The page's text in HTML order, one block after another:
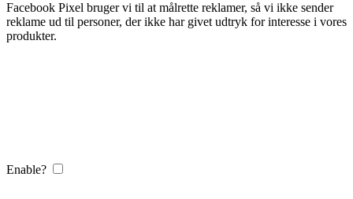
Facebook Pixel bruger vi til at målrette reklamer, så vi ikke sender
reklame ud til personer, der ikke har givet udtryk for interesse i vores
produkter.
Enable?